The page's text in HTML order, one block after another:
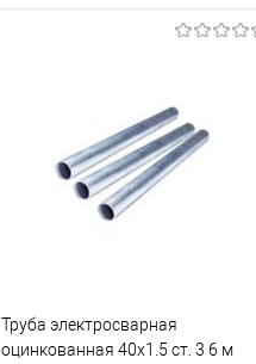
Купить в 1 клик
Сравнение
В избранное
Труба электросварная
оцинкованная 40х1.5 ст. 3 6 м